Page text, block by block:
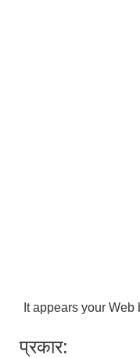
It appears your
प्रकार: